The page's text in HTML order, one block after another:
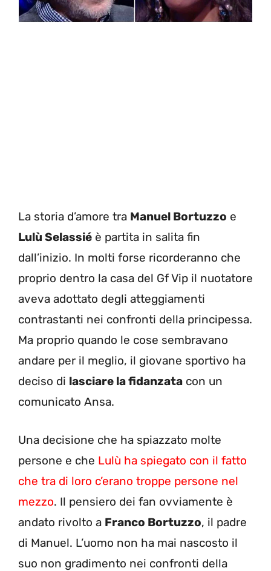
La storia d’amore tra Manuel Bortuzzo e
Lulù Selassié è partita in salita fin
dall’inizio. In molti forse ricorderanno che
proprio dentro la casa del Gf Vip il nuotatore
aveva adottato degli atteggiamenti
contrastanti nei confronti della principessa.
Ma proprio quando le cose sembravano
andare per il meglio, il giovane sportivo ha
deciso di lasciare la fidanzata con un
comunicato Ansa.
Una decisione che ha spiazzato molte
persone e che Lulù ha spiegato con il fatto
che tra di loro c’erano troppe persone nel
mezzo. Il pensiero dei fan ovviamente è
andato rivolto a Franco Bortuzzo, il padre
di Manuel. L’uomo non ha mai nascosto il
suo non gradimento nei confronti della